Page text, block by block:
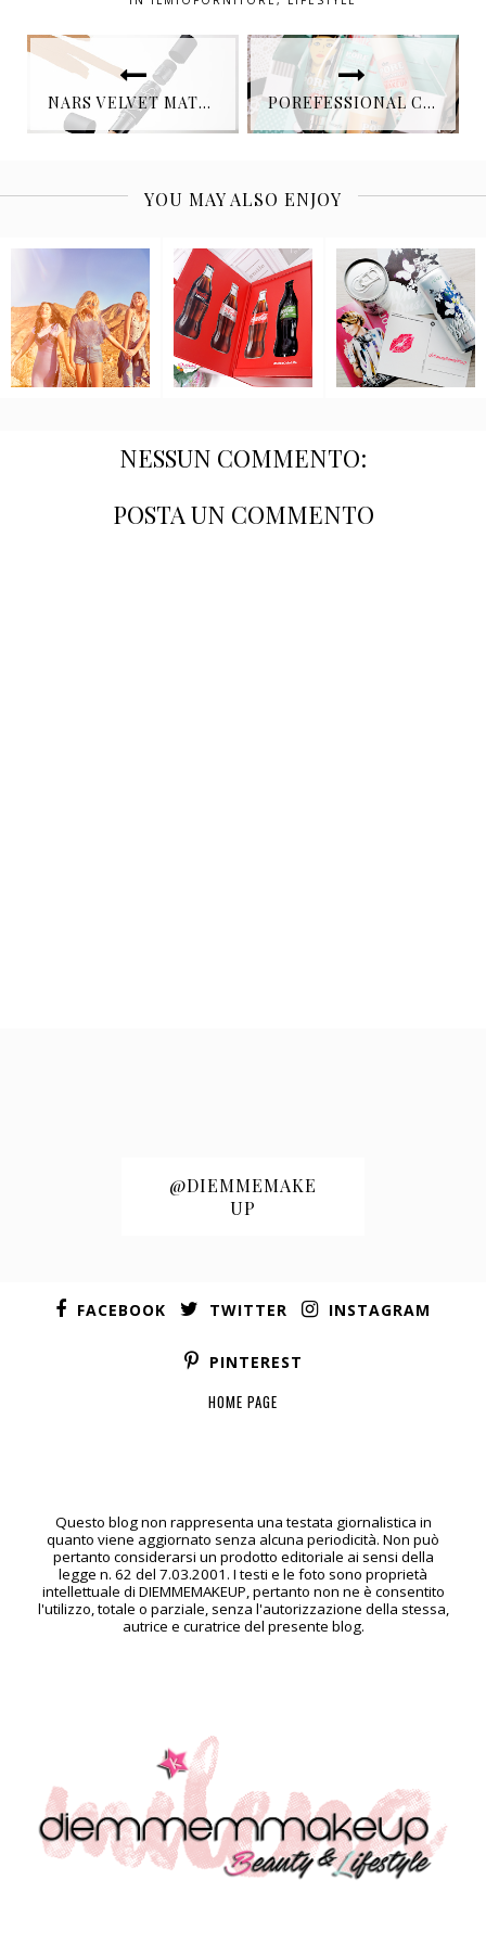
NARS VELVET MATTE FOUNDATION STICK BLEND THE RULES POREFESSIONAL COLLECTION DI BENEFIT COSMETICS
YOU MAY ALSO ENJOY
NESSUN COMMENTO:
POSTA UN COMMENTO
@DIEMMEMAKE
UP
FACEBOOK TWITTER INSTAGRAM
PINTEREST
HOME PAGE
Questo blog non rappresenta una testata giornalistica in
quanto viene aggiornato senza alcuna periodicità. Non può
pertanto considerarsi un prodotto editoriale ai sensi della
legge n. 62 del 7.03.2001. I testi e le foto sono proprietà
intellettuale di DIEMMEMAKEUP, pertanto non ne è consentito
l'utilizzo, totale o parziale, senza l'autorizzazione della stessa,
autrice e curatrice del presente blog.